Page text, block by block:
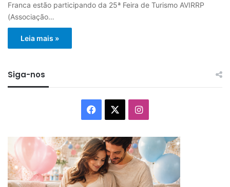
Franca estão participando da 25ª Feira de Turismo AVIRRP
(Associação…
Leia mais »
Siga-nos
Facebook Instagram